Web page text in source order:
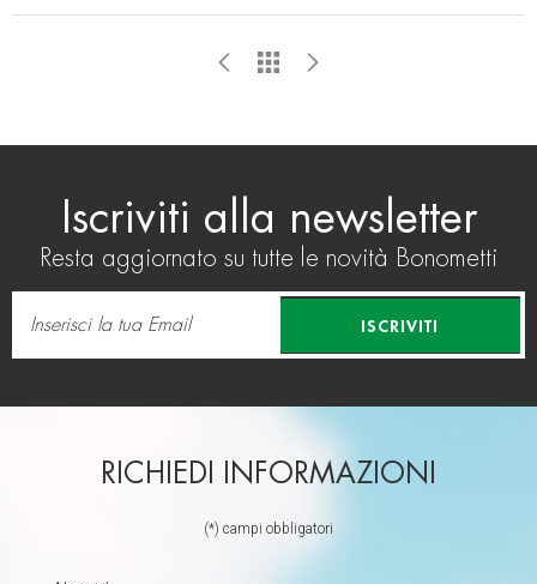
Iscriviti alla newsletter
Resta aggiornato su tutte le novità Bonometti
ISCRIVITI
RICHIEDI INFORMAZIONI
(*) campi obbligatori